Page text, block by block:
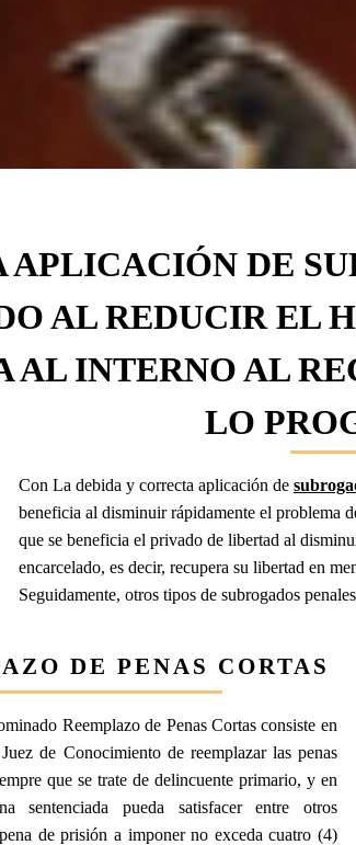
APLICACIÓN DE
AL REDUCIR EL
AL INTERNO AL
LO
Con La debida y correcta aplicación de
beneficia al disminuir rápidamente el problema
que se beneficia el privado de libertad al
encarcelado, es decir, recupera su libertad en
Seguidamente, otros tipos de subrogados
DE PENAS CORTAS
Reemplazo de Penas Cortas consiste en
de Conocimiento de reemplazar las penas
que se trate de delincuente primario, y en
sentenciada pueda satisfacer entre otros
de prisión a imponer no exceda cuatro (4)